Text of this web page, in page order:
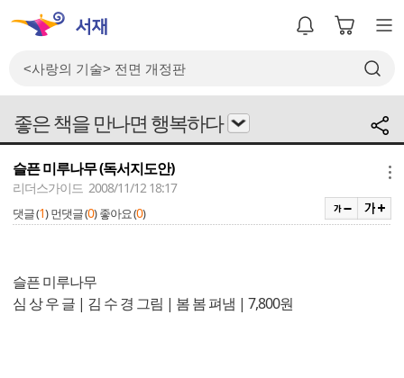
좋은 책을 만나면 행복하다
슬픈 미루나무 (독서지도안)
리더스가이드 2008/11/12 18:17
댓글 (1) 먼댓글 (0) 좋아요 (0)
슬픈 미루나무
심 상 우 글 | 김 수 경 그림 | 봄 봄 펴냄 | 7,800원